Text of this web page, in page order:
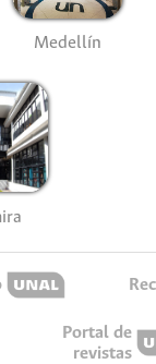
Medellín
Portal de
revistas